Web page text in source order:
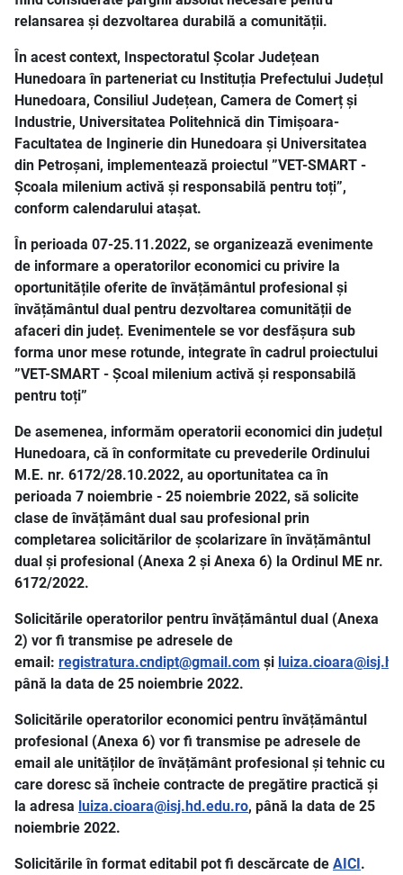
relansarea și dezvoltarea durabilă a comunității.
În acest context, Inspectoratul Școlar Județean
Hunedoara în parteneriat cu Instituția Prefectului Județul
Hunedoara, Consiliul Județean, Camera de Comerț și
Industrie, Universitatea Politehnică din Timișoara-
Facultatea de Inginerie din Hunedoara și Universitatea
din Petroșani, implementează proiectul ”VET-SMART -
Școala milenium activă și responsabilă pentru toți”,
conform calendarului atașat.
În perioada 07-25.11.2022, se organizează evenimente
de informare a operatorilor economici cu privire la
oportunitățile oferite de învățământul profesional și
învățământul dual pentru dezvoltarea comunității de
afaceri din județ. Evenimentele se vor desfășura sub
forma unor mese rotunde, integrate în cadrul proiectului
”VET-SMART - Școal milenium activă și responsabilă
pentru toți”
De asemenea, informăm operatorii economici din județul
Hunedoara, că în conformitate cu prevederile Ordinului
M.E. nr. 6172/28.10.2022, au oportunitatea ca în
perioada 7 noiembrie - 25 noiembrie 2022, să solicite
clase de învățământ dual sau profesional prin
completarea solicitărilor de școlarizare în învățământul
dual și profesional (Anexa 2 și Anexa 6) la Ordinul ME nr.
6172/2022.
Solicitările operatorilor pentru învățământul dual (Anexa
2) vor fi transmise pe adresele de
email: registratura.cndipt@gmail.com și
până la data de 25 noiembrie 2022.
Solicitările operatorilor economici pentru învățământul
profesional (Anexa 6) vor fi transmise pe adresele de
email ale unităților de învățământ profesional și tehnic cu
care doresc să încheie contracte de pregătire practică și
la adresa luiza.cioara@isj.hd.edu.ro, până la data de 25
noiembrie 2022.
Solicitările în format editabil pot fi descărcate de AICI.